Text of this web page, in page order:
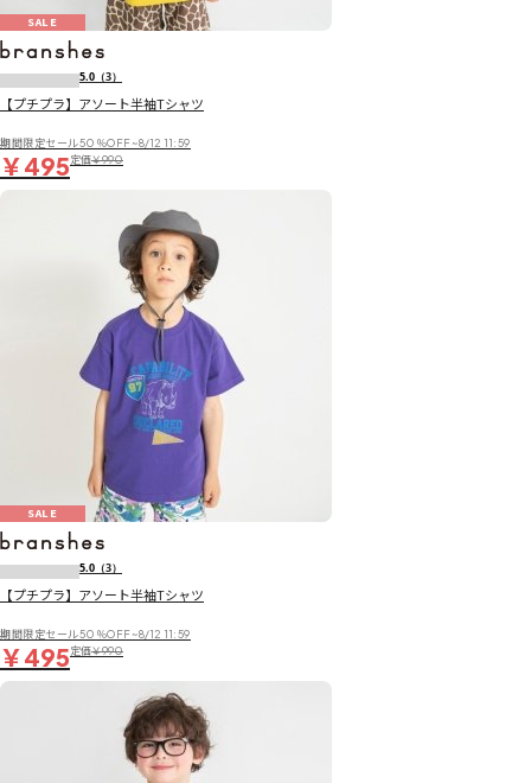
SALE
5.0 （3）
【プチプラ】アソート半袖Tシャツ
期間限定セール50％OFF~8/12 11:59
￥495定価￥990
SALE
5.0 （3）
【プチプラ】アソート半袖Tシャツ
期間限定セール50％OFF~8/12 11:59
￥495定価￥990